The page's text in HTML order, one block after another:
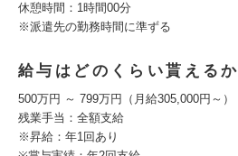
休憩時間：1時間00分
※派遣先の勤務時間に準ずる
給与はどのくらい貰えるか
500万円 ～ 799万円（月給305,000円～）
残業手当：全額支給
※昇給：年1回あり